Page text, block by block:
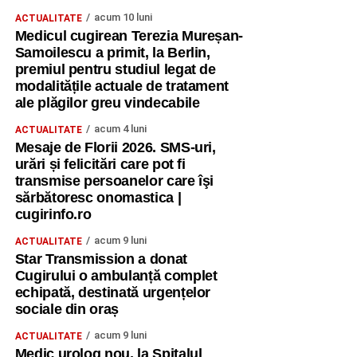
Ne-am despărțit, dar nu ne-am încheiat colaborarea. Am
plecat cu promisiunea de a rămâne conectați, de a
împărtăși ceea ce am învățat și de a transforma
experiența într-un impact real în comunitățile noastre”.
Un „mulțumesc” pentru oportunitate
„Mulțumim Asociației Youth Progress din Cehia pentru
încrederea acordată și pentru faptul că ne-a oferit șansa
de a participa la acest curs internațional.
Mulțumim Erasmus+ pentru oportunitățile extraordinare de
învățare, dezvoltare și colaborare europeană și pentru
șansa de a transforma chiar și vacanța într-un timp al
descoperirii și al formării prin metode non-formale,
interactive și creative.
Pentru mine, Sustainable Impact 3 înseamnă mai mult
decât un curs finalizat și un certificat Youthpass.
Înseamnă oameni pe care i-am cunoscut, idei pe care le
ACTUALITATE acum 10 luni
Medicul cugirean Terezia Mureșan-
Samoilescu a primit, la Berlin,
premiul pentru studiul legat de
modalitățile actuale de tratament
ale plăgilor greu vindecabile
ACTUALITATE acum 4 luni
Mesaje de Florii 2026. SMS-uri,
urări și felicitări care pot fi
transmise persoanelor care îşi
sărbătoresc onomastica |
cugirinfo.ro
ACTUALITATE acum 9 luni
Star Transmission a donat
Cugirului o ambulanță complet
echipată, destinată urgențelor
sociale din oraș
ACTUALITATE acum 9 luni
Medic urolog nou, la Spitalul